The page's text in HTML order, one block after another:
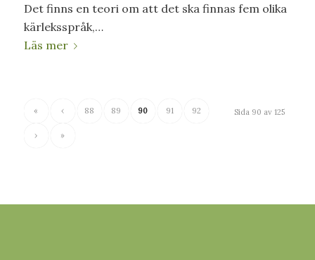
Det finns en teori om att det ska finnas fem olika
kärleksspråk,…
Läs mer
Sida 90 av 125
« ‹ 88 89 90 91 92
› »